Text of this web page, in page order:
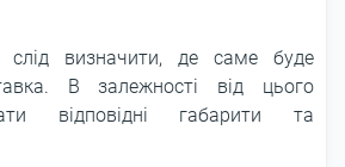
слід визначити, де саме буде
В залежності від цього
відповідні габарити та